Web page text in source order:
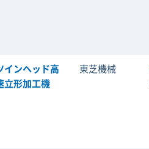
インヘッド高
立形加工機
東芝機械